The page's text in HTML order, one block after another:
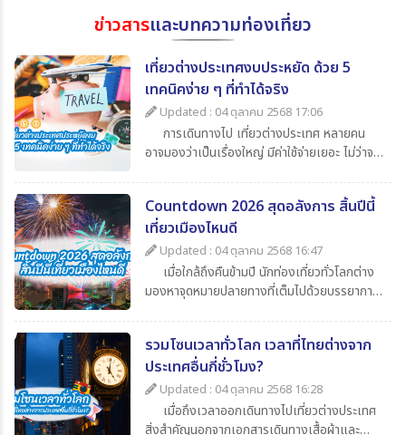
ข่าวสารและบทความท่องเที่ยว
เที่ยวต่างประเทศงบประหยัด ด้วย 5
เทคนิคง่าย ๆ ที่ทำได้จริง
Updated : 04 ตุลาคม 2568 17:06
การเดินทางไป เที่ยวต่างประเทศ หลายคน
อาจมองว่าเป็นเรื่องใหญ่ มีค่าใช้จ่ายเยอะ ไม่ว่าจะ
ดี ๆ ก็สามารถไป เที่ยวต่างประเทศในราคาสบาย
กระเป๋า วันนี้ 365Travel(ทัวร์ 365 วัน) ขอนำ
เสนอ 5 เทคนิคเที่ยวต่างประเทศแบบประหยัด ที่
จะช่วยให้นักท่องเที่ยวทุกคนสามารถไปเปิด
ประสบการณ์ใหม่ ๆ ได้อย่างคุ้มค่า
Countdown 2026 สุดอลังการ สิ้นปีนี้
เที่ยวเมืองไหนดี
Updated : 04 ตุลาคม 2568 16:47
เมื่อใกล้ถึงคืนข้ามปี นักท่องเที่ยวทั่วโลกต่าง
มองหาจุดหมายปลายทางที่เต็มไปด้วยบรรยากาศ
365Travel(ทัวร์365วัน) มี 4 ประเทศน่าไป เคา
นต์ดาวน์ 2026 ที่ไม่ควรพลาดมาแนะนำ
รวมโซนเวลาทั่วโลก เวลาที่ไทยต่างจาก
ประเทศอื่นกี่ชั่วโมง?
Updated : 04 ตุลาคม 2568 16:28
เมื่อถึงเวลาออกเดินทางไปเที่ยวต่างประเทศ
สิ่งสำคัญนอกจากเอกสารเดินทางเสื้อผ้าและ